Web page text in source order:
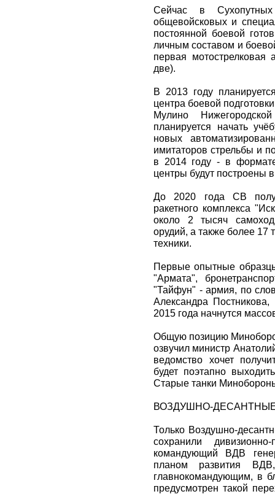
Сейчас в
общевойсковых и
постоянной боевой
личным составом и
первая мотострелковая
две).
В 2013 году
центра боевой
Мулино
планируется начать
новых
имитаторов стрельбы и
в 2014 году - в
центры будут построены
До 2020 года СВ
ракетного комплекса
около 2 тысяч
орудий, а также более 17
техники.
Первые опытные
"Армата",
"Тайфун" - армия, по
Александра
2015 года начнутся
Общую позицию
озвучил министр
ведомство хочет
будет поэтапно
Старые танки Минобороны
ВОЗДУШНО-
Только Воздушно-
сохранили
командующий ВДВ
планом развития
главнокомандующим, в
предусмотрен такой